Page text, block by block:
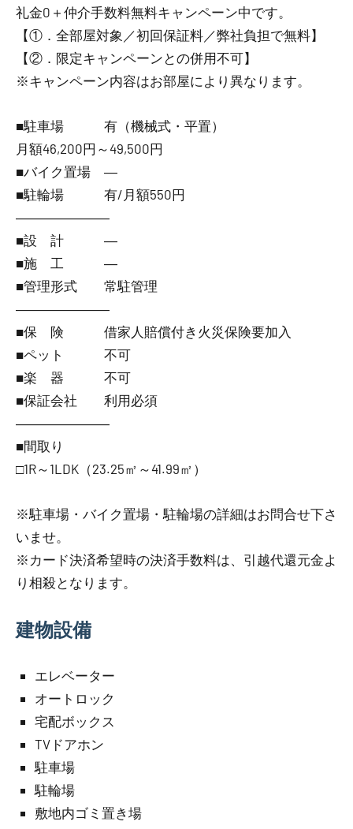
礼金0 ＋ 仲介手数料無料キャンペーン中です。
【①．全部屋対象／初回保証料／弊社負担で無料】
【②．限定キャンペーンとの併用不可】
※キャンペーン内容はお部屋により異なります。
■駐車場 有（機械式・平置）
月額46,200円～49,500円
■バイク置場 ―
■駐輪場 有/月額550円
―――――――
■設 計 ―
■施 工 ―
■管理形式 常駐管理
―――――――
■保 険 借家人賠償付き火災保険要加入
■ペット 不可
■楽 器 不可
■保証会社 利用必須
―――――――
■間取り
□1R～1LDK（23.25㎡～41.99㎡）
※駐車場・バイク置場・駐輪場の詳細はお問合せ下さ
いませ。
※カード決済希望時の決済手数料は、引越代還元金よ
り相殺となります。
建物設備
エレベーター
オートロック
宅配ボックス
TVドアホン
駐車場
駐輪場
敷地内ゴミ置き場